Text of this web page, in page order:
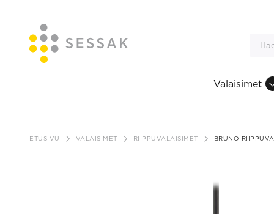
sisältöön
Valaisimet
ETUSIVU VALAISIMET RIIPPUVALAISIMET BRUNO